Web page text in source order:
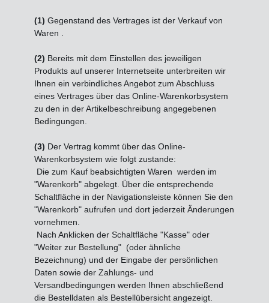
(1) Gegenstand des Vertrages ist der Verkauf von
Waren
(2) Bereits mit dem Einstellen des jeweiligen
Produkts auf unserer Internetseite unterbreiten wir
Ihnen ein verbindliches Angebot zum Abschluss
eines Vertrages über das Online-Warenkorbsystem
zu den in der Artikelbeschreibung angegebenen
Bedingungen.
(3) Der Vertrag kommt über das Online-
Warenkorbsystem wie folgt zustande:
Die zum Kauf beabsichtigten Waren werden im
"Warenkorb" abgelegt. Über die entsprechende
Schaltfläche in der Navigationsleiste können Sie den
"Warenkorb" aufrufen und dort jederzeit Änderungen
vornehmen.
Nach Anklicken der Schaltfläche "Kasse" oder
"Weiter zur Bestellung" (oder ähnliche
Bezeichnung) und der Eingabe der persönlichen
Daten sowie der Zahlungs- und
Versandbedingungen werden Ihnen abschließend
die Bestelldaten als Bestellübersicht angezeigt.